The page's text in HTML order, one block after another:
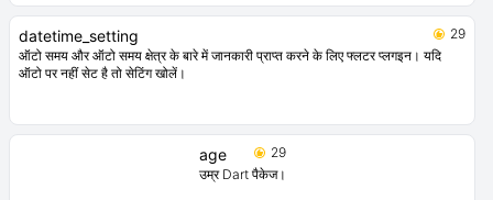
datetime_setting
29
ऑटो समय और ऑटो समय क्षेत्र के बारे में जानकारी प्राप्त करने के लिए फ्लटर प्लगइन। यदि
ऑटो पर नहीं सेट है तो सेटिंग खोलें।
age
29
उम्र Dart पैकेज।